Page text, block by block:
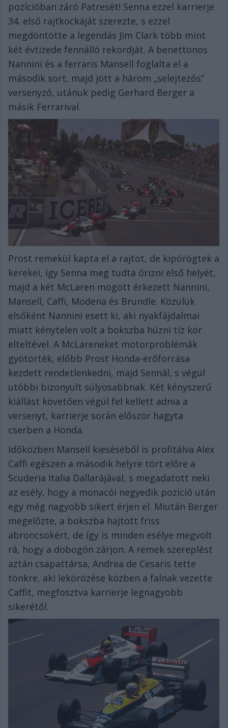
pozícióban záró Patresét! Senna ezzel karrierje
34. első rajtkockáját szerezte, s ezzel
megdöntötte a legendás Jim Clark több mint
két évtizede fennálló rekordját. A benettonos
Nannini és a ferraris Mansell foglalta el a
második sort, majd jött a három „selejtezős”
versenyző, utánuk pedig Gerhard Berger a
másik Ferrarival.
Prost remekül kapta el a rajtot, de kipörögtek a
kerekei, így Senna meg tudta őrizni első helyét,
majd a két McLaren mögött érkezett Nannini,
Mansell, Caffi, Modena és Brundle. Közülük
elsőként Nannini esett ki, aki nyakfájdalmai
miatt kénytelen volt a bokszba húzni tíz kör
elteltével. A McLareneket motorproblémák
gyötörték, előbb Prost Honda-erőforrása
kezdett rendetlenkedni, majd Sennál, s végül
utóbbi bizonyult súlyosabbnak. Két kényszerű
kiállást követően végül fel kellett adnia a
versenyt, karrierje során először hagyta
cserben a Honda.
Időközben Mansell kieséséből is profitálva Alex
Caffi egészen a második helyre tört előre a
Scuderia Italia Dallarájával, s megadatott neki
az esély, hogy a monacói negyedik pozíció után
egy még nagyobb sikert érjen el. Miután Berger
megelőzte, a bokszba hajtott friss
abroncsokért, de így is minden esélye megvolt
rá, hogy a dobogón zárjon. A remek szereplést
aztán csapattársa, Andrea de Cesaris tette
tönkre, aki lekörözése közben a falnak vezette
Caffit, megfosztva karrierje legnagyobb
sikerétől.